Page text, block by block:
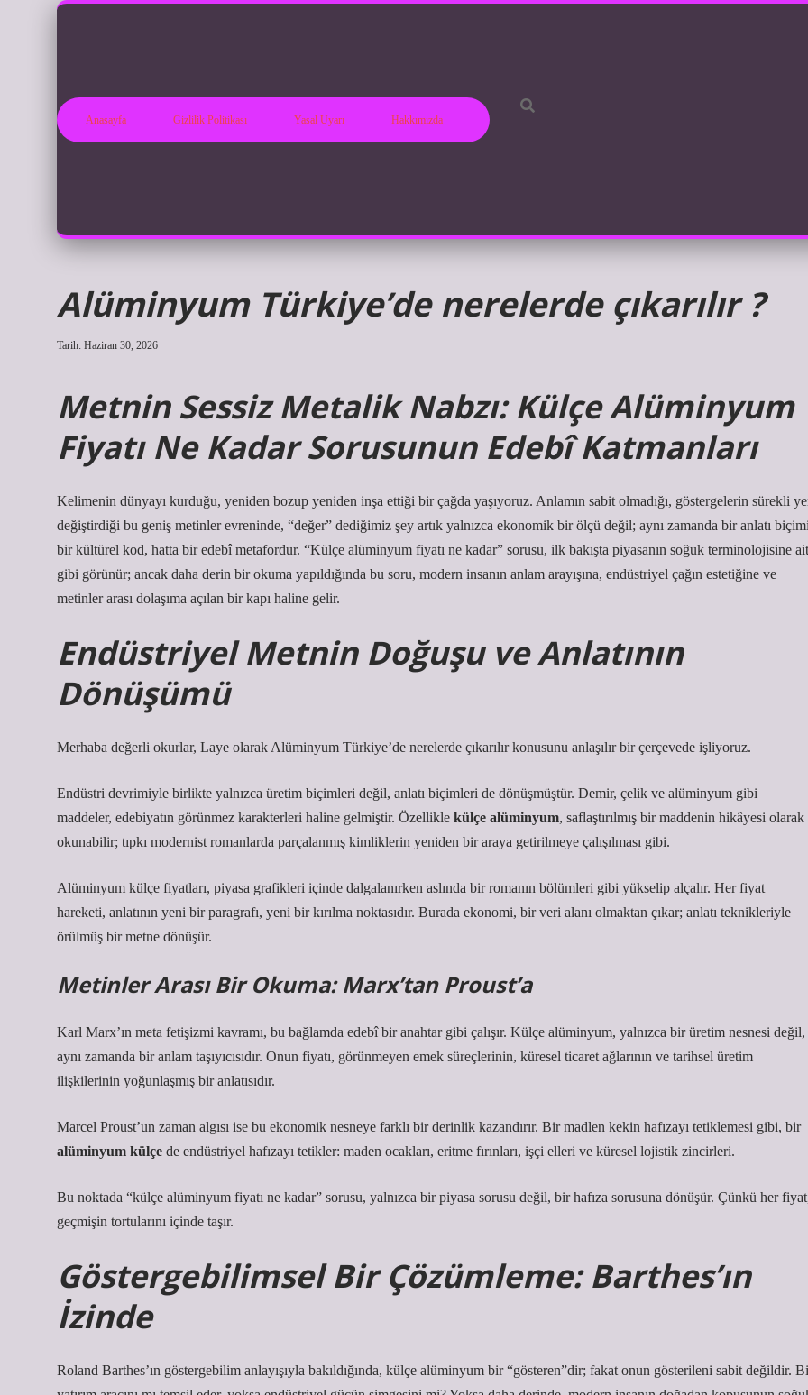
Anasayfa Gizlilik Politikası Yasal Uyarı Hakkımızda
Alüminyum Türkiye’de nerelerde çıkarılır ?
Tarih: Haziran 30, 2026
Metnin Sessiz Metalik Nabzı: Külçe Alüminyum
Fiyatı Ne Kadar Sorusunun Edebî Katmanları
Kelimenin dünyayı kurduğu, yeniden bozup yeniden inşa ettiği bir çağda yaşıyoruz. Anlamın sabit olmadığı, göstergelerin sürekli
değiştirdiği bu geniş metinler evreninde, “değer” dediğimiz şey artık yalnızca ekonomik bir ölçü değil; aynı zamanda bir anlatı
bir kültürel kod, hatta bir edebî metafordur. “Külçe alüminyum fiyatı ne kadar” sorusu, ilk bakışta piyasanın soğuk terminolojisine ait
gibi görünür; ancak daha derin bir okuma yapıldığında bu soru, modern insanın anlam arayışına, endüstriyel çağın estetiğine ve
metinler arası dolaşıma açılan bir kapı haline gelir.
Endüstriyel Metnin Doğuşu ve Anlatının
Dönüşümü
Merhaba değerli okurlar, Laye olarak Alüminyum Türkiye’de nerelerde çıkarılır konusunu anlaşılır bir çerçevede işliyoruz.
Endüstri devrimiyle birlikte yalnızca üretim biçimleri değil, anlatı biçimleri de dönüşmüştür. Demir, çelik ve alüminyum gibi
maddeler, edebiyatın görünmez karakterleri haline gelmiştir. Özellikle külçe alüminyum, saflaştırılmış bir maddenin hikâyesi olarak
okunabilir; tıpkı modernist romanlarda parçalanmış kimliklerin yeniden bir araya getirilmeye çalışılması gibi.
Alüminyum külçe fiyatları, piyasa grafikleri içinde dalgalanırken aslında bir romanın bölümleri gibi yükselip alçalır. Her fiyat
hareketi, anlatının yeni bir paragrafı, yeni bir kırılma noktasıdır. Burada ekonomi, bir veri alanı olmaktan çıkar; anlatı teknikleriyle
örülmüş bir metne dönüşür.
Metinler Arası Bir Okuma: Marx’tan Proust’a
Karl Marx’ın meta fetişizmi kavramı, bu bağlamda edebî bir anahtar gibi çalışır. Külçe alüminyum, yalnızca bir üretim nesnesi değil,
aynı zamanda bir anlam taşıyıcısıdır. Onun fiyatı, görünmeyen emek süreçlerinin, küresel ticaret ağlarının ve tarihsel üretim
ilişkilerinin yoğunlaşmış bir anlatısıdır.
Marcel Proust’un zaman algısı ise bu ekonomik nesneye farklı bir derinlik kazandırır. Bir madlen kekin hafızayı tetiklemesi gibi, bir
alüminyum külçe de endüstriyel hafızayı tetikler: maden ocakları, eritme fırınları, işçi elleri ve küresel lojistik zincirleri.
Bu noktada “külçe alüminyum fiyatı ne kadar” sorusu, yalnızca bir piyasa sorusu değil, bir hafıza sorusuna dönüşür. Çünkü her
geçmişin tortularını içinde taşır.
Göstergebilimsel Bir Çözümleme: Barthes’ın
İzinde
Roland Barthes’ın göstergebilim anlayışıyla bakıldığında, külçe alüminyum bir “gösteren”dir; fakat onun gösterileni sabit değildir.